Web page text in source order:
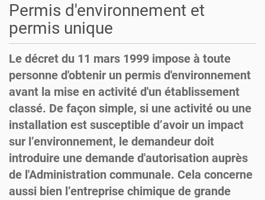
Permis d'environnement et
permis unique
Le décret du 11 mars 1999 impose à toute
personne d'obtenir un permis d'environnement
avant la mise en activité d'un établissement
classé. De façon simple, si une activité ou une
installation est susceptible d’avoir un impact
sur l’environnement, le demandeur doit
introduire une demande d'autorisation auprès
de l'Administration communale. Cela concerne
aussi bien l’entreprise chimique de grande